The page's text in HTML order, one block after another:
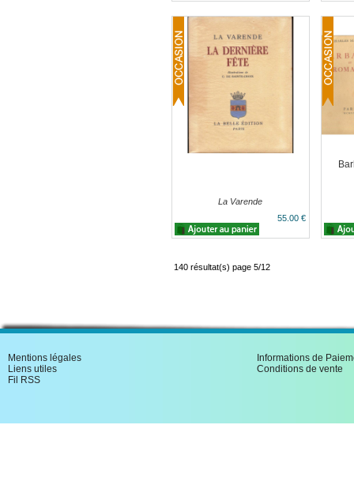
La Varende
55.00 €
140 résultat(s) page 5/12
Mentions légales
Liens utiles
Fil RSS
Informations de
Conditions de vente